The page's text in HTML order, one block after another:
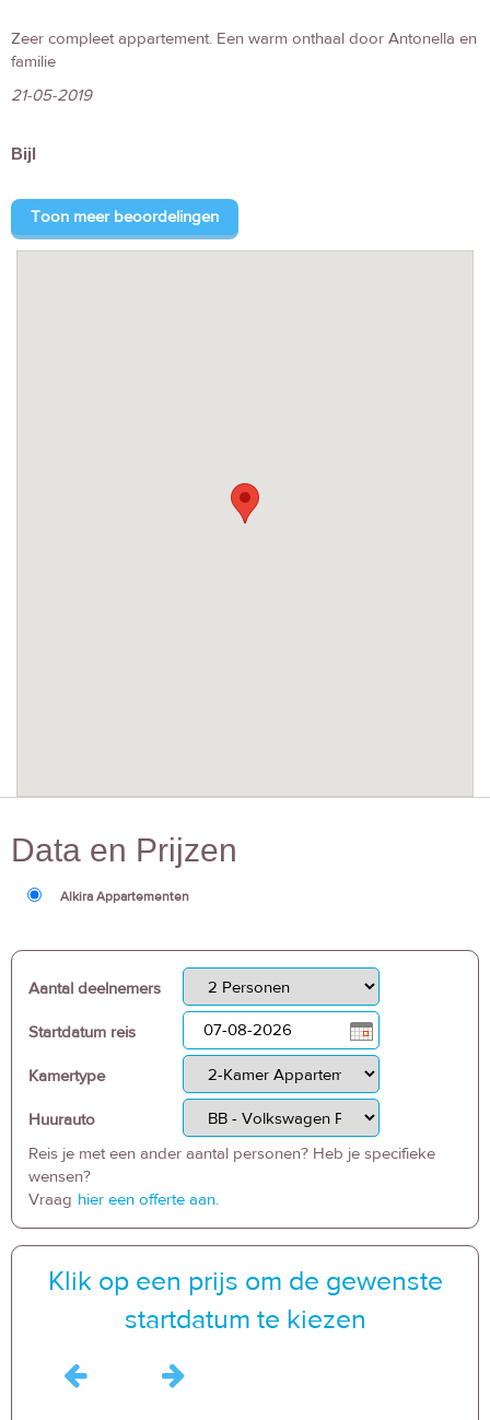
Zeer compleet appartement. Een warm onthaal door Antonella en
familie
21-05-2019
Bijl
Toon meer beoordelingen
Data en Prijzen
Alkira Appartementen
Aantal deelnemers
Startdatum reis
Kamertype
Huurauto
Reis je met een ander aantal personen? Heb je specifieke
wensen?
Vraag hier een offerte aan.
Klik op een prijs om de gewenste
startdatum te kiezen